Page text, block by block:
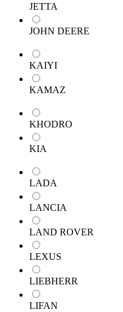
JETTA
JOHN DEERE
KAIYI
KAMAZ
KHODRO
KIA
LADA
LANCIA
LAND ROVER
LEXUS
LIEBHERR
LIFAN